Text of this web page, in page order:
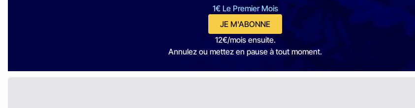
1€ Le Premier Mois
JE M'ABONNE
12€/mois ensuite.
Annulez ou mettez en pause à tout moment.